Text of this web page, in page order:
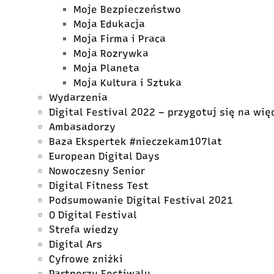
Moje Bezpieczeństwo
Moja Edukacja
Moja Firma i Praca
Moja Rozrywka
Moja Planeta
Moja Kultura i Sztuka
Wydarzenia
Digital Festival 2022 – przygotuj się na
Ambasadorzy
Baza Ekspertek #nieczekam107lat
European Digital Days
Nowoczesny Senior
Digital Fitness Test
Podsumowanie Digital Festival 2021
O Digital Festival
Strefa wiedzy
Digital Ars
Cyfrowe zniżki